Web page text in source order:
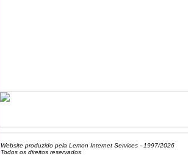
Website produzido pela Lemon Internet Services - 1997/2026
Todos os direitos reservados